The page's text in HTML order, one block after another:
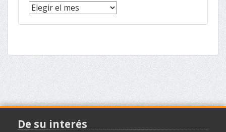
Noticias
(archivo)
De su interés